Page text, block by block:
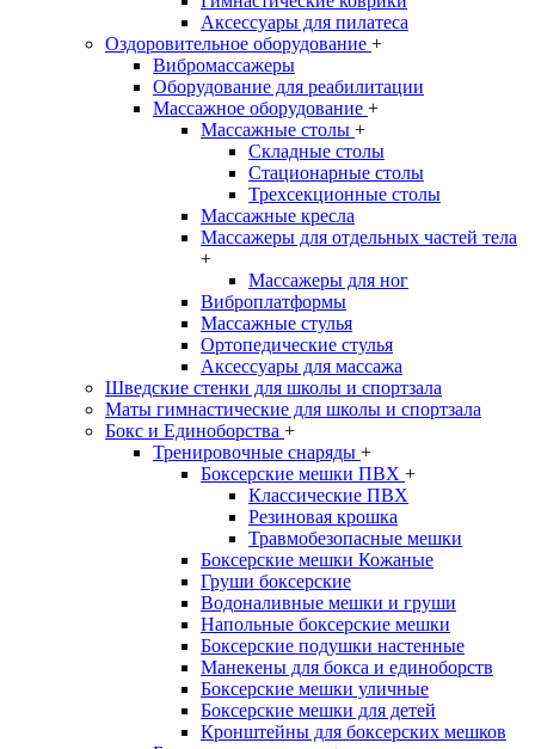
Аксессуары для пилатеса
Оздоровительное оборудование +
Вибромассажеры
Оборудование для реабилитации
Массажное оборудование +
Массажные столы +
Складные столы
Стационарные столы
Трехсекционные столы
Массажные кресла
Массажеры для отдельных частей тела
+
Массажеры для ног
Виброплатформы
Массажные стулья
Ортопедические стулья
Аксессуары для массажа
Шведские стенки для школы и спортзала
Маты гимнастические для школы и спортзала
Бокс и Единоборства +
Тренировочные снаряды +
Боксерские мешки ПВХ +
Классические ПВХ
Резиновая крошка
Травмобезопасные мешки
Боксерские мешки Кожаные
Груши боксерские
Водоналивные мешки и груши
Напольные боксерские мешки
Боксерские подушки настенные
Манекены для бокса и единоборств
Боксерские мешки уличные
Боксерские мешки для детей
Кронштейны для боксерских мешков